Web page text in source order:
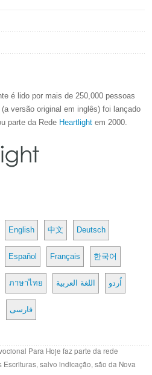
é lido por mais de 250,000 pessoas
versão original em inglês) foi lançado
parte da Rede Heartlight em 2000.
English 中文 Deutsch
Español Français 한국어
ภาษาไทย اللغة العربية اُردو
فارسی
Para Hoje faz parte da rede
Escrituras, salvo indicação, são da Nova